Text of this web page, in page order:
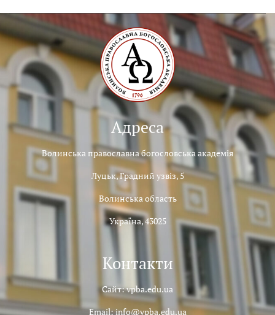
Адреса
Волинська православна богословська академія
Луцьк, Градний узвіз, 5
Волинська область
Україна, 43025
Контакти
Сайт: vpba.edu.ua
Email: info@vpba.edu.ua